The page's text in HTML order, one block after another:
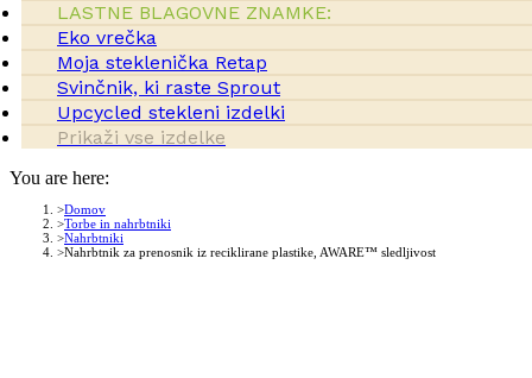
LASTNE BLAGOVNE ZNAMKE:
Eko vrečka
Moja steklenička Retap
Svinčnik, ki raste Sprout
Upcycled stekleni izdelki
Prikaži vse izdelke
You are here:
Domov
Torbe in nahrbtniki
Nahrbtniki
Nahrbtnik za prenosnik iz reciklirane plastike, AWARE™ sledljivost